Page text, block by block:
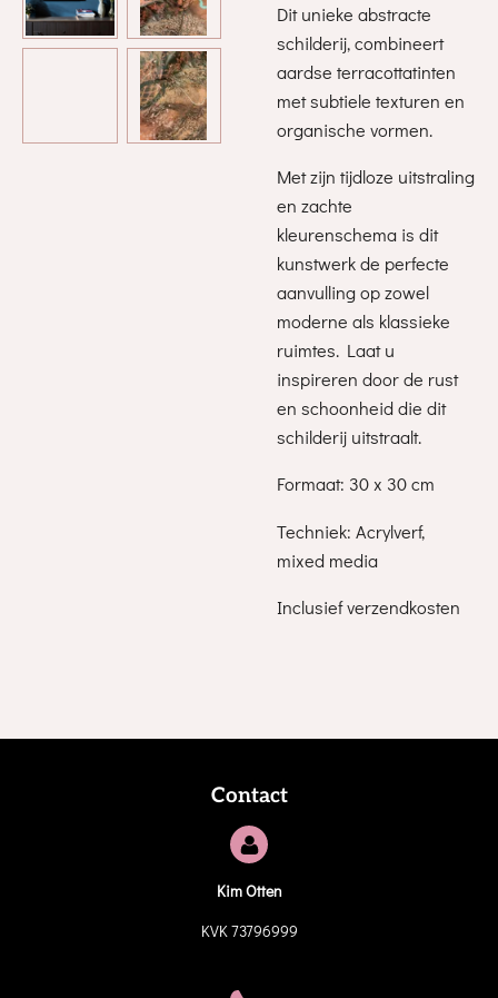
Dit unieke abstracte
schilderij, combineert
aardse terracottatinten
met subtiele texturen en
organische vormen.
Met zijn tijdloze uitstraling
en zachte
kleurenschema is dit
kunstwerk de perfecte
aanvulling op zowel
moderne als klassieke
ruimtes. Laat u
inspireren door de rust
en schoonheid die dit
schilderij uitstraalt.
Formaat: 30 x 30 cm
Techniek: Acrylverf,
mixed media
Inclusief verzendkosten
Contact
Kim Otten
KVK 73796999